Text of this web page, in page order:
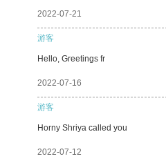
2022-07-21
游客
Hello, Greetings fr
2022-07-16
游客
Horny Shriya called you
2022-07-12